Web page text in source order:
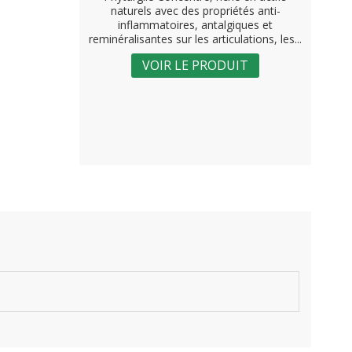
naturels avec des propriétés anti-
inflammatoires, antalgiques et
reminéralisantes sur les articulations, les...
VOIR LE PRODUIT